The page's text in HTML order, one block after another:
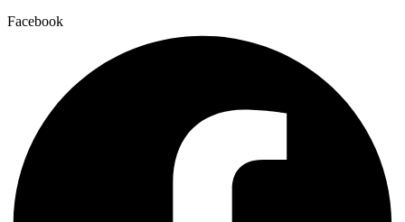
Facebook